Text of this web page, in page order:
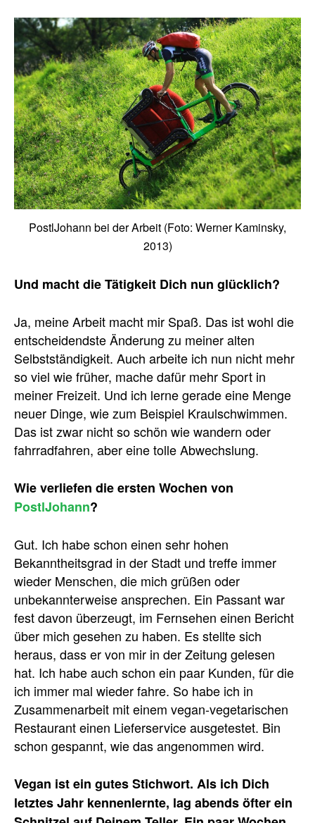
PostlJohann bei der Arbeit (Foto: Werner Kaminsky,
2013)
Und macht die Tätigkeit Dich nun glücklich?
Ja, meine Arbeit macht mir Spaß. Das ist wohl die
entscheidendste Änderung zu meiner alten
Selbstständigkeit. Auch arbeite ich nun nicht mehr
so viel wie früher, mache dafür mehr Sport in
meiner Freizeit. Und ich lerne gerade eine Menge
neuer Dinge, wie zum Beispiel Kraulschwimmen.
Das ist zwar nicht so schön wie wandern oder
fahrradfahren, aber eine tolle Abwechslung.
Wie verliefen die ersten Wochen von
PostlJohann?
Gut. Ich habe schon einen sehr hohen
Bekanntheitsgrad in der Stadt und treffe immer
wieder Menschen, die mich grüßen oder
unbekannterweise ansprechen. Ein Passant war
fest davon überzeugt, im Fernsehen einen Bericht
über mich gesehen zu haben. Es stellte sich
heraus, dass er von mir in der Zeitung gelesen
hat. Ich habe auch schon ein paar Kunden, für die
ich immer mal wieder fahre. So habe ich in
Zusammenarbeit mit einem vegan-vegetarischen
Restaurant einen Lieferservice ausgetestet. Bin
schon gespannt, wie das angenommen wird.
Vegan ist ein gutes Stichwort. Als ich Dich
letztes Jahr kennenlernte, lag abends öfter ein